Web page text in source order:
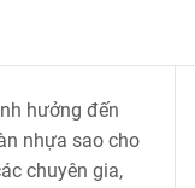
hưởng đến
nhựa sao cho
chuyên gia,